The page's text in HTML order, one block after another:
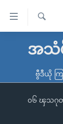
လွယ်ကူ
သည့်
မူလစာမျက်နှာ
ကမ္ဘာ့သတင်းမျာ
နိုင်ငံတကာ
ရ
အသံဖို
ဗွီဒီယို က
၀၆ ၾသဂုတ္